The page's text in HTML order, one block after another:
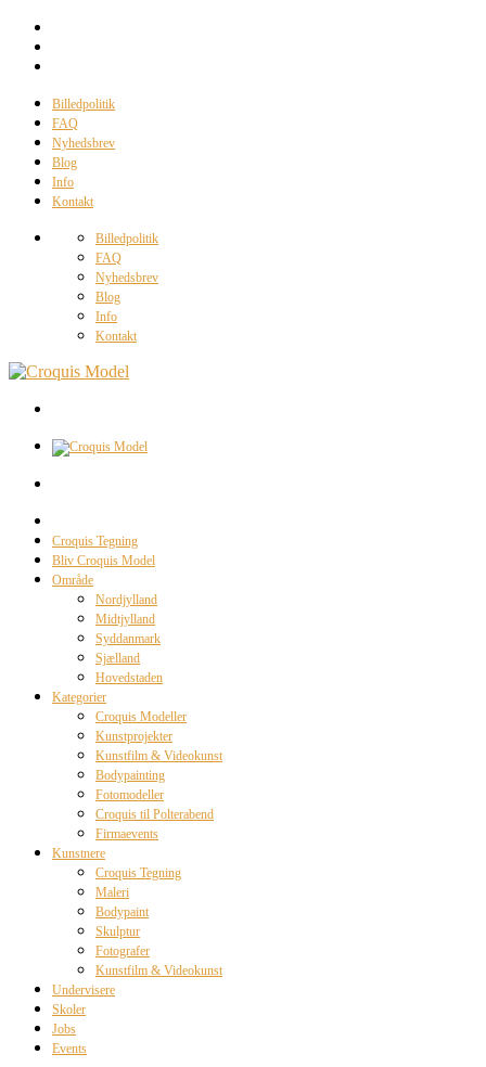
Billedpolitik
FAQ
Nyhedsbrev
Blog
Info
Kontakt
Billedpolitik
FAQ
Nyhedsbrev
Blog
Info
Kontakt
Croquis Tegning
Bliv Croquis Model
Område
Nordjylland
Midtjylland
Syddanmark
Sjælland
Hovedstaden
Kategorier
Croquis Modeller
Kunstprojekter
Kunstfilm & Videokunst
Bodypainting
Fotomodeller
Croquis til Polterabend
Firmaevents
Kunstnere
Croquis Tegning
Maleri
Bodypaint
Skulptur
Fotografer
Kunstfilm & Videokunst
Undervisere
Skoler
Jobs
Events